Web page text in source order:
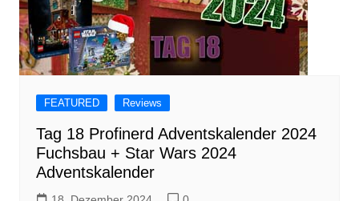
FEATURED Reviews
Tag 18 Profinerd Adventskalender 2024
Fuchsbau + Star Wars 2024
Adventskalender